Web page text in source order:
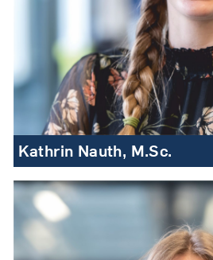
Kathrin Nauth, M.Sc.